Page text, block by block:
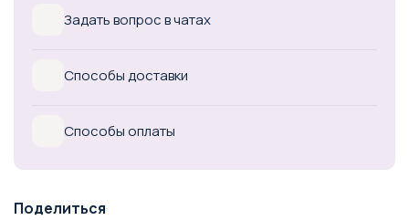
Задать вопрос в чатах
Способы доставки
Способы оплаты
Поделиться